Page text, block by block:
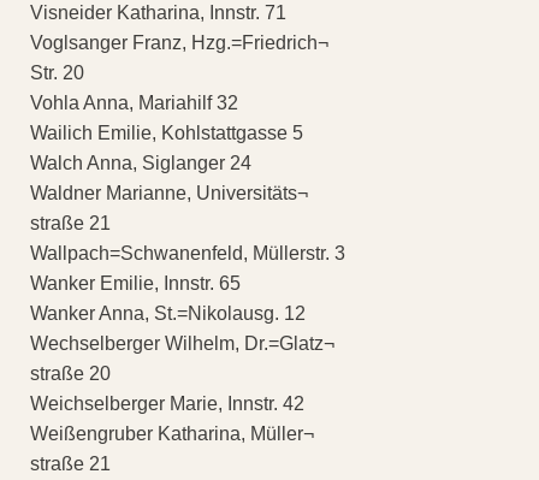
Visneider Katharina, Innstr. 71
Voglsanger Franz, Hzg.=Friedrich¬
Str. 20
Vohla Anna, Mariahilf 32
Wailich Emilie, Kohlstattgasse 5
Walch Anna, Siglanger 24
Waldner Marianne, Universitäts¬
straße 21
Wallpach=Schwanenfeld, Müllerstr. 3
Wanker Emilie, Innstr. 65
Wanker Anna, St.=Nikolausg. 12
Wechselberger Wilhelm, Dr.=Glatz¬
straße 20
Weichselberger Marie, Innstr. 42
Weißengruber Katharina, Müller¬
straße 21